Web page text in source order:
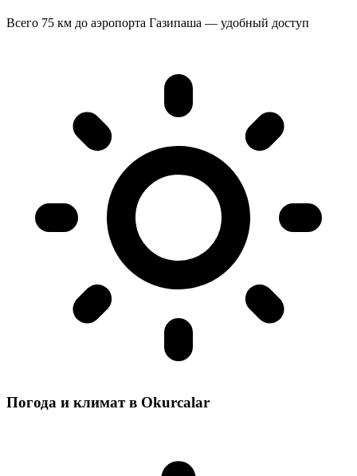
Всего 75 км до аэропорта Газипаша — удобный доступ
Погода и климат в Okurcalar